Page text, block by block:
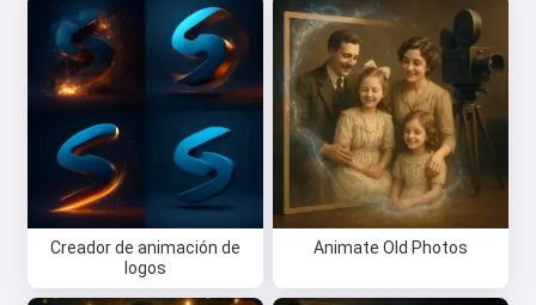
Creador de animación de
logos
Animate Old Photos